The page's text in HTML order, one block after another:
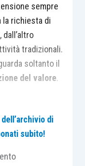
sempre
la richiesta di
tradizionali.
soltanto il
del valore.
rischia di
esecutore
La
di
subito!